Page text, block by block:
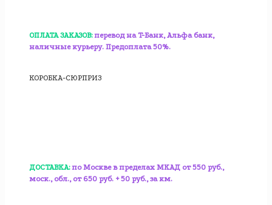
ОПЛАТА ЗАКАЗОВ: перевод на T-Банк, Альфа банк,
наличные курьеру. Предоплата 50%.
КОРОБКА-СЮРПРИЗ
ДОСТАВКА: по Москве в пределах МКАД от 550 руб.,
моск., обл., от 650 руб. + 50 руб., за км.